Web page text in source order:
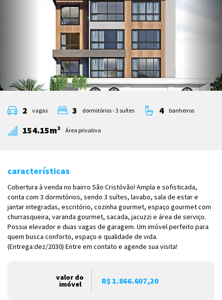
2 vagas 3 dormitórios - 3 suítes 4 banheiros
154.15m² Área privativa
características
Cobertura à venda no bairro São Cristóvão! Ampla e sofisticada,
conta com 3 dormitórios, sendo 3 suítes, lavabo, sala de estar e
jantar integradas, escritório, cozinha gourmet, espaço gourmet com
churrasqueira, varanda gourmet, sacada, jacuzzi e área de serviço.
Possui elevador e duas vagas de garagem. Um imóvel perfeito para
quem busca conforto, espaço e qualidade de vida.
(Entrega:dez/2030) Entre em contato e agende sua visita!
valor do
imóvel R$ 1.866.607,20